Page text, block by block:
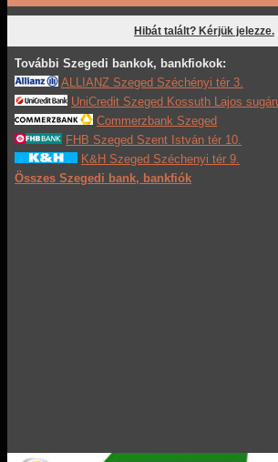
Hibát talált? Kérjük jelezze.
További Szegedi bankok, bankfiokok:
ALLIANZ Szeged Széchényi tér 3.
UniCredit Szeged Kossuth Lajos
Commerzbank Szeged
FHB Szeged Szent István tér 10.
K&H Szeged Széchenyi tér 9.
Összes Szegedi bank, bankfiók